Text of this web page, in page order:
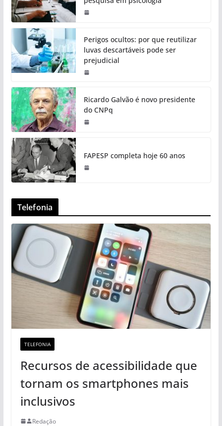
Perigos ocultos: por que reutilizar
luvas descartáveis pode ser
prejudicial
Ricardo Galvão é novo presidente
do CNPq
FAPESP completa hoje 60 anos
Telefonia
TELEFONIA
Recursos de acessibilidade que
tornam os smartphones mais
inclusivos
Redação